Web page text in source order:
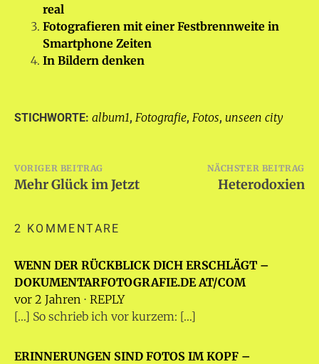
real
Fotografieren mit einer Festbrennweite in
Smartphone Zeiten
In Bildern denken
STICHWORTE: album1, Fotografie, Fotos, unseen city
Beitragsnavigation
VORIGER BEITRAG
Mehr Glück im Jetzt
NÄCHSTER BEITRAG
Heterodoxien
2 KOMMENTARE
WENN DER RÜCKBLICK DICH ERSCHLÄGT –
DOKUMENTARFOTOGRAFIE.DE AT/COM
vor 2 Jahren ⋅ REPLY
[…] So schrieb ich vor kurzem: […]
ERINNERUNGEN SIND FOTOS IM KOPF –